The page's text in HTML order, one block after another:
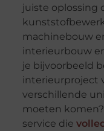
juiste oplossing
machinebouw
interieurbouw
je bijvoorbeeld
interieurproject
verschillende
moeten
service die